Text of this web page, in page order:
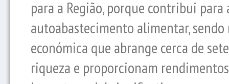
para a Região, porque contribui
autoabastecimento alimentar,
económica que abrange cerca de
riqueza e proporcionam